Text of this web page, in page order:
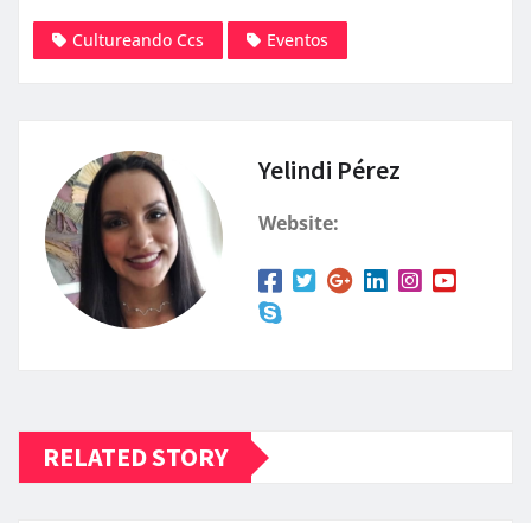
Cultureando Ccs Eventos
Yelindi Pérez
Website:
RELATED STORY